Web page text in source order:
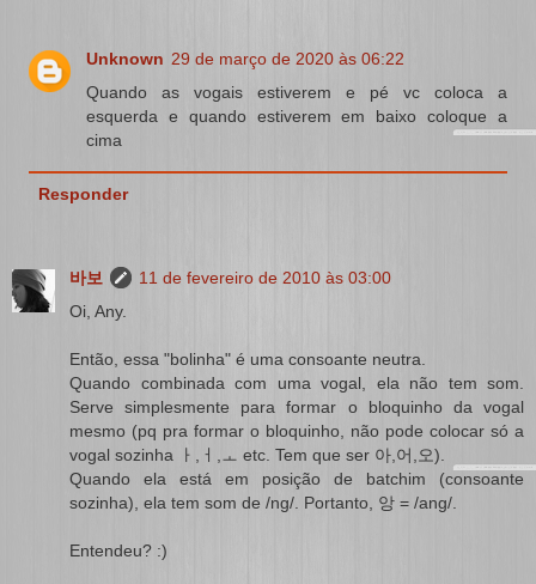
Unknown 29 de março de 2020 às 06:22
Quando as vogais estiverem e pé vc coloca a
esquerda e quando estiverem em baixo coloque a
cima
Responder
바보
11 de fevereiro de 2010 às 03:00
Oi, Any.
Então, essa "bolinha" é uma consoante neutra.
Quando combinada com uma vogal, ela não tem som.
Serve simplesmente para formar o bloquinho da vogal
mesmo (pq pra formar o bloquinho, não pode colocar só a
vogal sozinha ㅏ,ㅓ,ㅗ etc. Tem que ser 아,어,오).
Quando ela está em posição de batchim (consoante
sozinha), ela tem som de /ng/. Portanto, 앙 = /ang/.
Entendeu? :)